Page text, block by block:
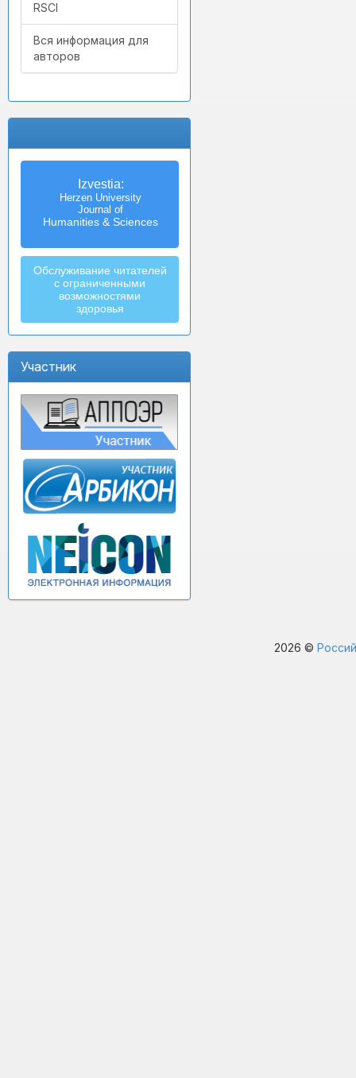
RSCI
Вся информация для
авторов
Izvestia:
Herzen University
Journal of
Humanities & Sciences
Обслуживание читателей
с ограниченными
возможностями
здоровья
Участник
2026 ©